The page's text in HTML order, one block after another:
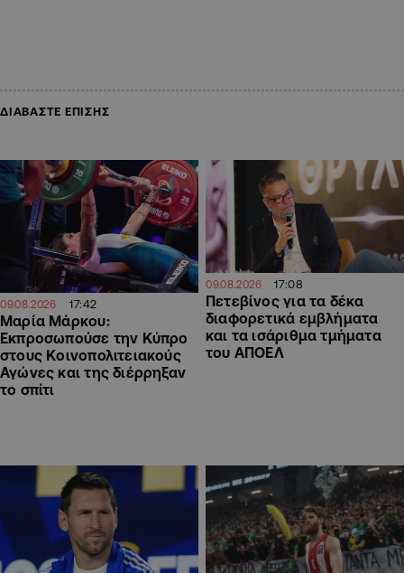
ΔΙΑΒΑΣΤΕ ΕΠΙΣΗΣ
09.08.2026 17:42
Μαρία Μάρκου:
Εκπροσωπούσε την Κύπρο
στους Κοινοπολιτειακούς
Αγώνες και της διέρρηξαν
το σπίτι
09.08.2026 17:08
Πετεβίνος για τα δέκα
διαφορετικά εμβλήματα
και τα ισάριθμα τμήματα
του ΑΠΟΕΛ